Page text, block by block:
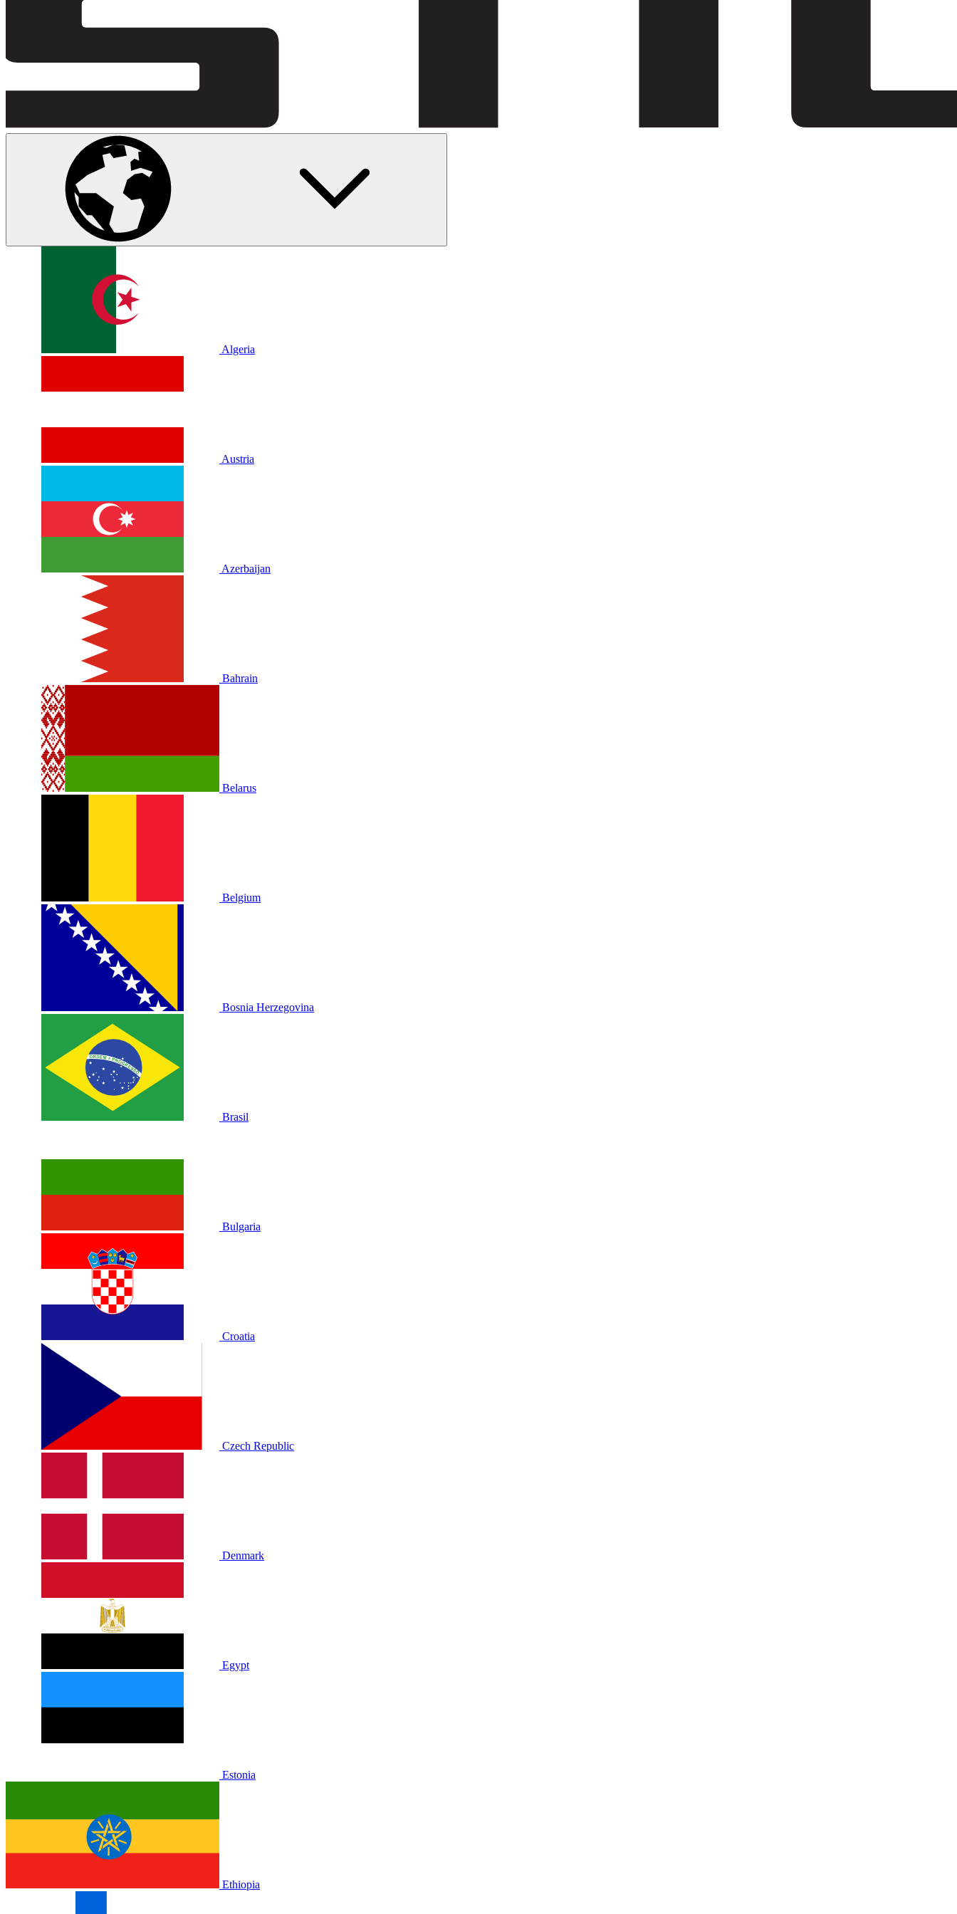
Algeria
Austria
Azerbaijan
Bahrain
Belarus
Belgium
Bosnia Herzegovina
Brasil
Bulgaria
Croatia
Czech Republic
Denmark
Egypt
Estonia
Ethiopia